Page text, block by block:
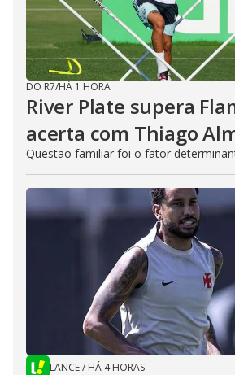
DO R7/HÁ 1 HORA
River Plate supera
acerta com Thiago
Questão familiar foi o fator
LANCE/ HÁ 4 HORAS